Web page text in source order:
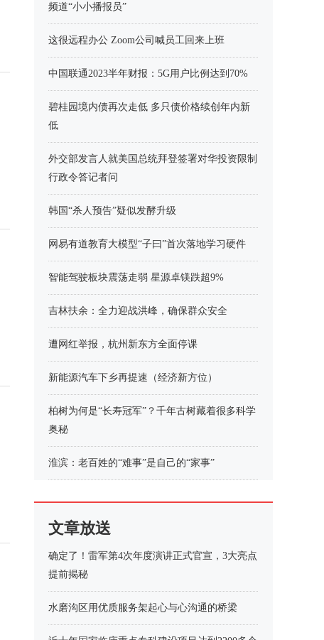
频道“小小播报员”
这很远程办公 Zoom公司喊员工回来上班
中国联通2023半年财报：5G用户比例达到70%
碧桂园境内债再次走低 多只债价格续创年内新
低
外交部发言人就美国总统拜登签署对华投资限制
行政令答记者问
韩国“杀人预告”疑似发酵升级
网易有道教育大模型“子曰”首次落地学习硬件
智能驾驶板块震荡走弱 星源卓镁跌超9%
吉林扶余：全力迎战洪峰，确保群众安全
遭网红举报，杭州新东方全面停课
新能源汽车下乡再提速（经济新方位）
柏树为何是“长寿冠军”？千年古树藏着很多科学
奥秘
淮滨：老百姓的“难事”是自己的“家事”
文章放送
确定了！雷军第4次年度演讲正式官宣，3大亮点
提前揭秘
水磨沟区用优质服务架起心与心沟通的桥梁